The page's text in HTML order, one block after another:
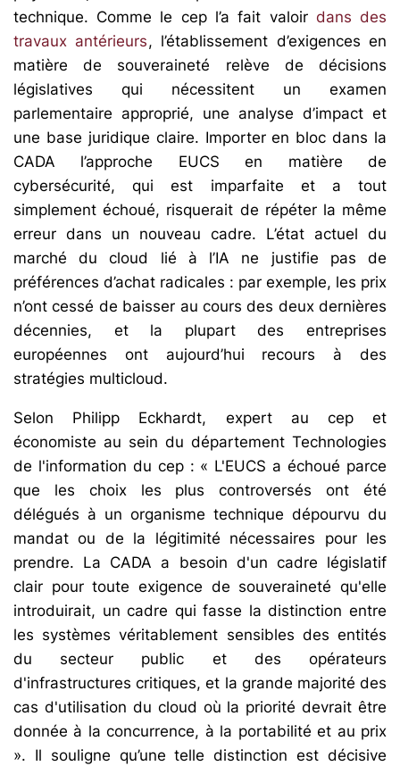
technique. Comme le cep l’a fait valoir dans des
travaux antérieurs, l’établissement d’exigences en
matière de souveraineté relève de décisions
législatives qui nécessitent un examen
parlementaire approprié, une analyse d’impact et
une base juridique claire. Importer en bloc dans la
CADA l’approche EUCS en matière de
cybersécurité, qui est imparfaite et a tout
simplement échoué, risquerait de répéter la même
erreur dans un nouveau cadre. L’état actuel du
marché du cloud lié à l’IA ne justifie pas de
préférences d’achat radicales : par exemple, les prix
n’ont cessé de baisser au cours des deux dernières
décennies, et la plupart des entreprises
européennes ont aujourd’hui recours à des
stratégies multicloud.
Selon Philipp Eckhardt, expert au cep et
économiste au sein du département Technologies
de l'information du cep : « L'EUCS a échoué parce
que les choix les plus controversés ont été
délégués à un organisme technique dépourvu du
mandat ou de la légitimité nécessaires pour les
prendre. La CADA a besoin d'un cadre législatif
clair pour toute exigence de souveraineté qu'elle
introduirait, un cadre qui fasse la distinction entre
les systèmes véritablement sensibles des entités
du secteur public et des opérateurs
d'infrastructures critiques, et la grande majorité des
cas d'utilisation du cloud où la priorité devrait être
donnée à la concurrence, à la portabilité et au prix
». Il souligne qu’une telle distinction est décisive